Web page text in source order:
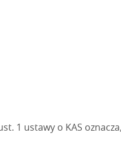
1 ustawy o KAS